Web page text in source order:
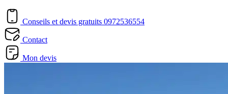
Conseils et devis gratuits 0972536554
Contact
Mon devis